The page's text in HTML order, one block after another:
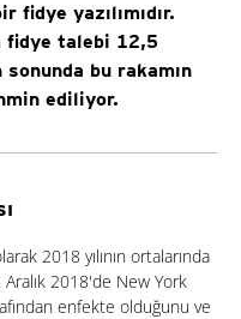
fidye yazılımıdır.
fidye talebi 12,5
sonunda bu rakamın
ediliyor.
2018 yılının ortalarında
Aralık 2018'de New York
enfekte olduğunu ve